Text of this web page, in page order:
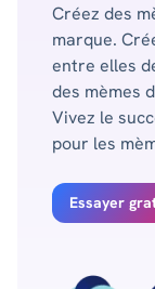
Créez des
marque.
entre elles
des mèmes
Vivez le
pour les
Essayer